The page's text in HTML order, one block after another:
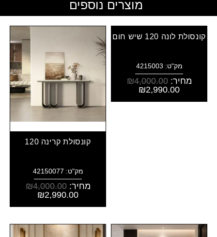
מוצרים נוספים
קונסולת לונה 120 שיש חום
מק"ט: 4215003
מחיר: ₪4,000.00
₪2,990.00
קונסולת קרינה 120
מק"ט: 42150077
מחיר: ₪4,000.00
₪2,990.00